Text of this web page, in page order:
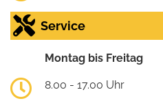
Service
Montag bis Freitag
8.00 - 17.00 Uhr